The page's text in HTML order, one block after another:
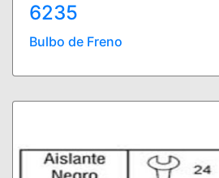
6235
Bulbo de Freno